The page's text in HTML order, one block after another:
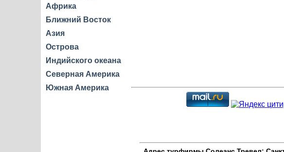
Африка
Ближний Восток
Азия
Острова
Индийского океана
Северная Америка
Южная Америка